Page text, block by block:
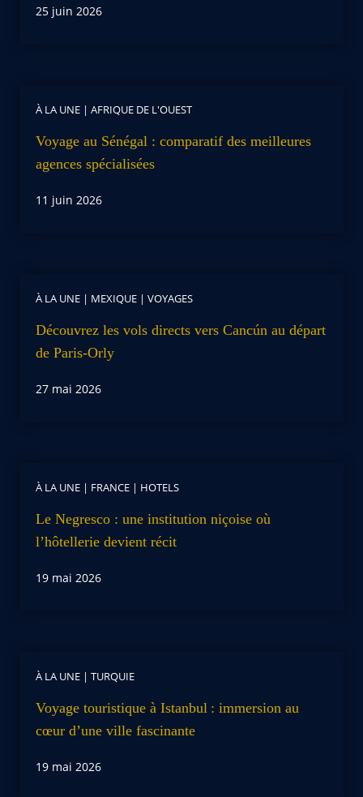
25 juin 2026
À LA UNE | AFRIQUE DE L'OUEST
Voyage au Sénégal : comparatif des meilleures
agences spécialisées
11 juin 2026
À LA UNE | MEXIQUE | VOYAGES
Découvrez les vols directs vers Cancún au départ
de Paris-Orly
27 mai 2026
À LA UNE | FRANCE | HOTELS
Le Negresco : une institution niçoise où
l’hôtellerie devient récit
19 mai 2026
À LA UNE | TURQUIE
Voyage touristique à Istanbul : immersion au
cœur d’une ville fascinante
19 mai 2026